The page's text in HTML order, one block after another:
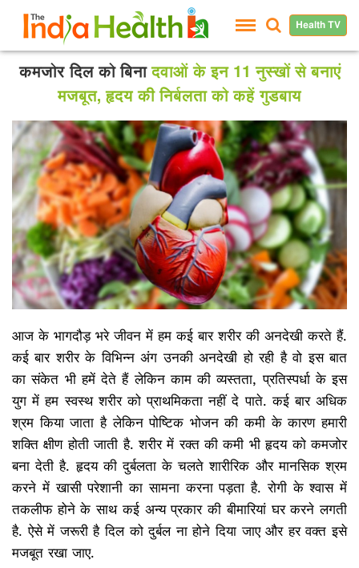
Health TV
कमजोर दिल को बिनादवाओं के इन 11 नुस्खों से बनाएं
मजबूत, हृदय की निर्बलता को कहें गुडबाय
आज के भागदौड़ भरे जीवन में हम कई बार शरीर की अनदेखी करते हैं.
कई बार शरीर के विभिन्न अंग उनकी अनदेखी हो रही है वो इस बात
का संकेत भी हमें देते हैं लेकिन काम की व्यस्तता, प्रतिस्पर्धा के इस
युग में हम स्वस्थ शरीर को प्राथमिकता नहीं दे पाते. कई बार अधिक
श्रम किया जाता है लेकिन पोष्टिक भोजन की कमी के कारण हमारी
शक्ति क्षीण होती जाती है. शरीर में रक्त की कमी भी हृदय को कमजोर
बना देती है. हृदय की दुर्बलता के चलते शारीरिक और मानसिक श्रम
करने में खासी परेशानी का सामना करना पड़ता है. रोगी के श्वास में
तकलीफ होने के साथ कई अन्य प्रकार की बीमारियां घर करने लगती
है. ऐसे में जरूरी है दिल को दुर्बल ना होने दिया जाए और हर वक्त इसे
मजबूत रखा जाए.